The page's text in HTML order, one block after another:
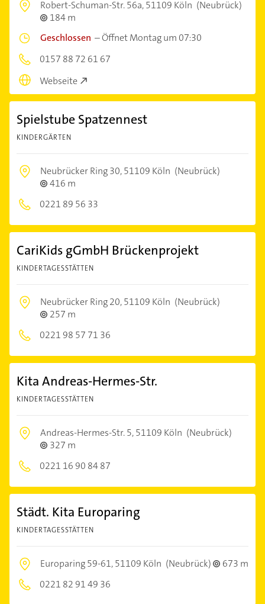
Robert-Schuman-Str. 56a,51109 Köln (Neubrück)
184 m
Geschlossen –Öffnet Montag um 07:30
0157 88 72 61 67
Webseite
Spielstube Spatzennest
KINDERGÄRTEN
Neubrücker Ring 30,51109 Köln (Neubrück)
416 m
0221 89 56 33
CariKids gGmbH Brückenprojekt
KINDERTAGESSTÄTTEN
Neubrücker Ring 20,51109 Köln (Neubrück)
257 m
0221 98 57 71 36
Kita Andreas-Hermes-Str.
KINDERTAGESSTÄTTEN
Andreas-Hermes-Str. 5,51109 Köln (Neubrück)
327 m
0221 16 90 84 87
Städt. Kita Europaring
KINDERTAGESSTÄTTEN
Europaring 59-61,51109 Köln (Neubrück)
673 m
0221 82 91 49 36